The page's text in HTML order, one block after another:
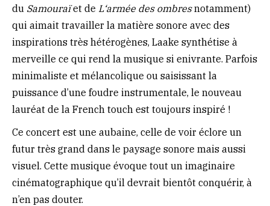
du Samouraïet de L‘armée des ombresnotamment)
qui aimait travailler la matière sonore avec des
inspirations très hétérogènes, Laake synthétise à
merveille ce qui rend la musique si enivrante. Parfois
minimaliste et mélancolique ou saisissant la
puissance d’une foudre instrumentale, le nouveau
lauréat de la French touch est toujours inspiré !
Ce concert est une aubaine, celle de voir éclore un
futur très grand dans le paysage sonore mais aussi
visuel. Cette musique évoque tout un imaginaire
cinématographique qu’il devrait bientôt conquérir, à
n’en pas douter.